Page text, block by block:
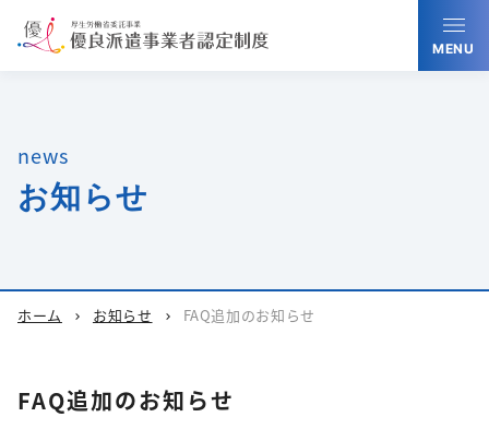
MENU
news
お知らせ
ホーム chevron_right お知らせ chevron_right FAQ追加のお知らせ
FAQ追加のお知らせ